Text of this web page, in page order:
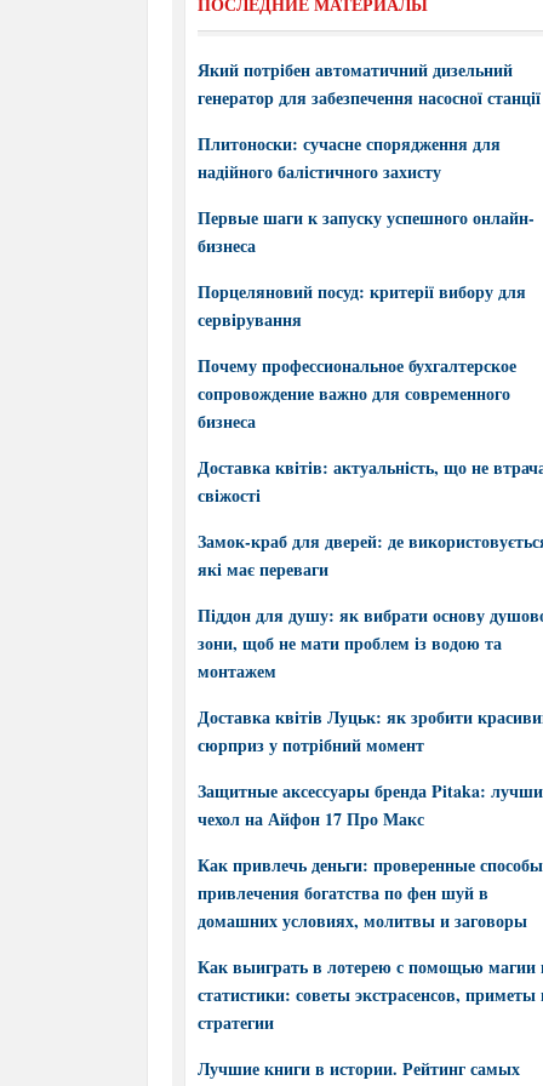
Який потрібен автоматичний дизельний
генератор для забезпечення насосної станції
Плитоноски: сучасне спорядження для
надійного балістичного захисту
Первые шаги к запуску успешного онлайн-
бизнеса
Порцеляновий посуд: критерії вибору для
сервірування
Почему профессиональное бухгалтерское
сопровождение важно для современного
бизнеса
Доставка квітів: актуальність, що не
свіжості
Замок-краб для дверей: де
які має переваги
Піддон для душу: як вибрати основу
зони, щоб не мати проблем із водою та
монтажем
Доставка квітів Луцьк: як зробити
сюрприз у потрібний момент
Защитные аксессуары бренда Pitaka:
чехол на Айфон 17 Про Макс
Как привлечь деньги: проверенные способы
привлечения богатства по фен шуй в
домашних условиях, молитвы и заговоры
Как выиграть в лотерею с помощью магии
статистики: советы экстрасенсов, приметы
стратегии
Лучшие книги в истории. Рейтинг самых